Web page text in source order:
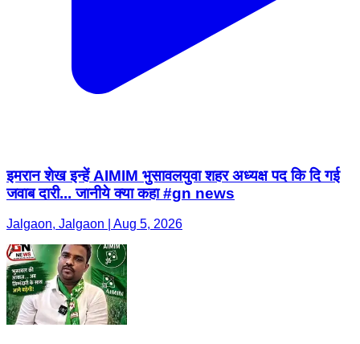
इमरान शेख इन्हें AIMIM भुसावलयुवा शहर अध्यक्ष पद कि दि गई
जवाब दारी... जानीये क्या कहा #gn news
Jalgaon, Jalgaon | Aug 5, 2026